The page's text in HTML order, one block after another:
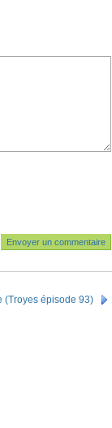
(Troyes épisode 93)